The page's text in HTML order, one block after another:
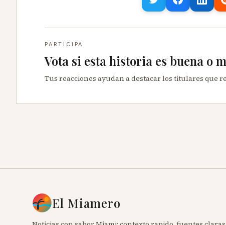
PARTICIPA
Vota si esta historia es buena o
Tus reacciones ayudan a destacar los titulares que
El Miamero